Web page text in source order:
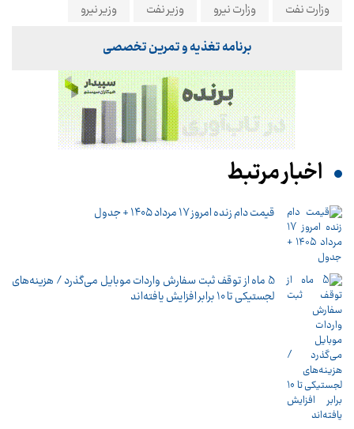
وزارت نفت
وزارت نیرو وزیر نفت وزیر نیرو
برنامه تغذیه و تمرین تخصصی
اخبار مرتبط
قیمت دام زنده امروز 17 مرداد ۱۴۰۵ + جدول
5 ماه از توقف ثبت سفارش واردات موبایل می‌گذرد / هزینه‌های
لجستیکی تا 10 برابر افزایش یافته‌اند